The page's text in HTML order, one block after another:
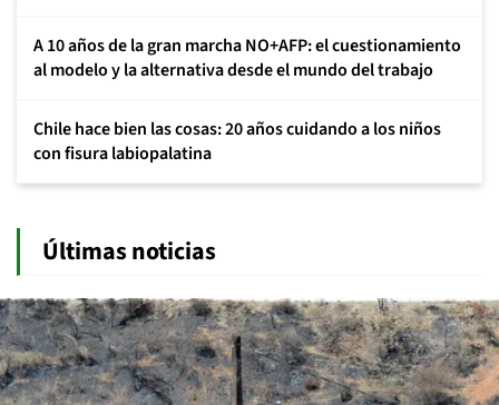
A 10 años de la gran marcha NO+AFP: el cuestionamiento
al modelo y la alternativa desde el mundo del trabajo
Chile hace bien las cosas: 20 años cuidando a los niños
con fisura labiopalatina
Últimas noticias